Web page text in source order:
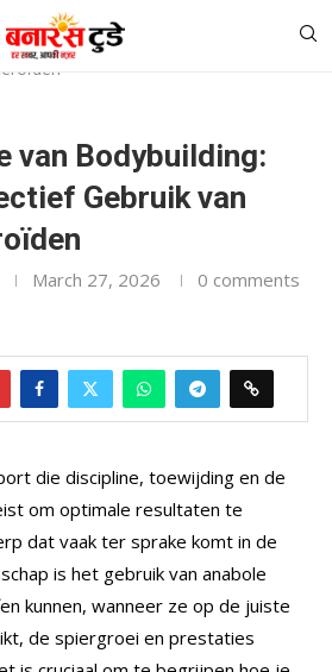
Bodybuilding: Veilig en Effectief
van Bodybuilding:
Gebruik van
March 27, 2026
0 comments
die discipline, toewijding en de
om optimale resultaten te
dat vaak ter sprake komt in de
is het gebruik van anabole
kunnen, wanneer ze op de juiste
de spiergroei en prestaties